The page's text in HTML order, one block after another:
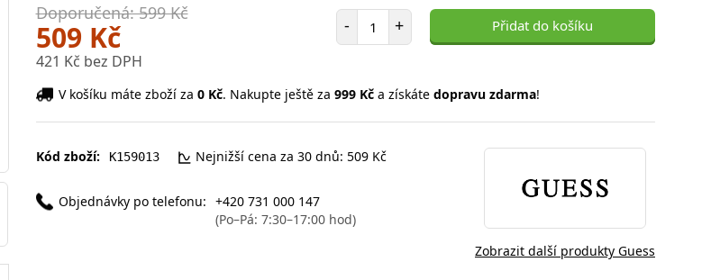
Doporučená: 599 Kč
509 Kč
421 Kč bez DPH
- Počet položek
+ Přidat do košíku
V košíku máte zboží za 0 Kč. Nakupte ještě za 999 Kča získáte dopravu zdarma!
Kód zboží: K159013 Nejnižší cena za 30 dnů: 509 Kč
Objednávky po telefonu: +420 731 000 147
(Po–Pá: 7:30–17:00 hod)
Zobrazit další produkty Guess